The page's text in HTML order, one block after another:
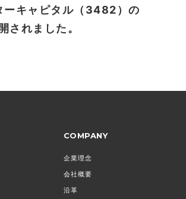
ーキャピタル（3482）の
されました。
COMPANY
企業理念
会社概要
沿革